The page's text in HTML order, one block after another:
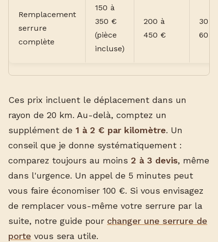
Remplacement
serrure
complète
150 à
350 €
(pièce
incluse)
200 à
450 €
30 à
60
Ces prix incluent le déplacement dans un
rayon de 20 km. Au-delà, comptez un
supplément de 1 à 2 € par kilomètre. Un
conseil que je donne systématiquement :
comparez toujours au moins 2 à 3 devis, même
dans l'urgence. Un appel de 5 minutes peut
vous faire économiser 100 €. Si vous envisagez
de remplacer vous-même votre serrure par la
suite, notre guide pour changer une serrure de
porte vous sera utile.